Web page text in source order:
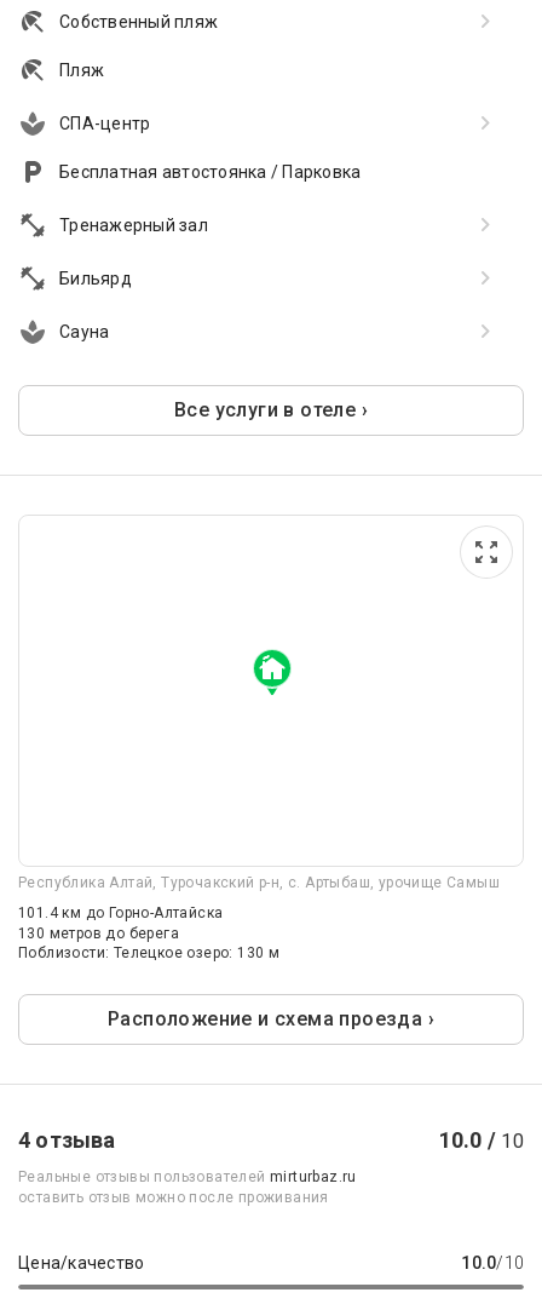
Собственный пляж
Пляж
СПА-центр
Бесплатная автостоянка / Парковка
Тренажерный зал
Бильярд
Сауна
Все услуги в отеле ›
Республика Алтай, Турочакский р-н, с. Артыбаш, урочище Самыш
101.4 км до Горно-Алтайска
130 метров до берега
Поблизости: Телецкое озеро: 130 м
Расположение и схема проезда ›
4 отзыва 10.0 / 10
Реальные отзывы пользователейmirturbaz.ru
оставить отзыв можно после проживания
Цена/качество 10.0/10